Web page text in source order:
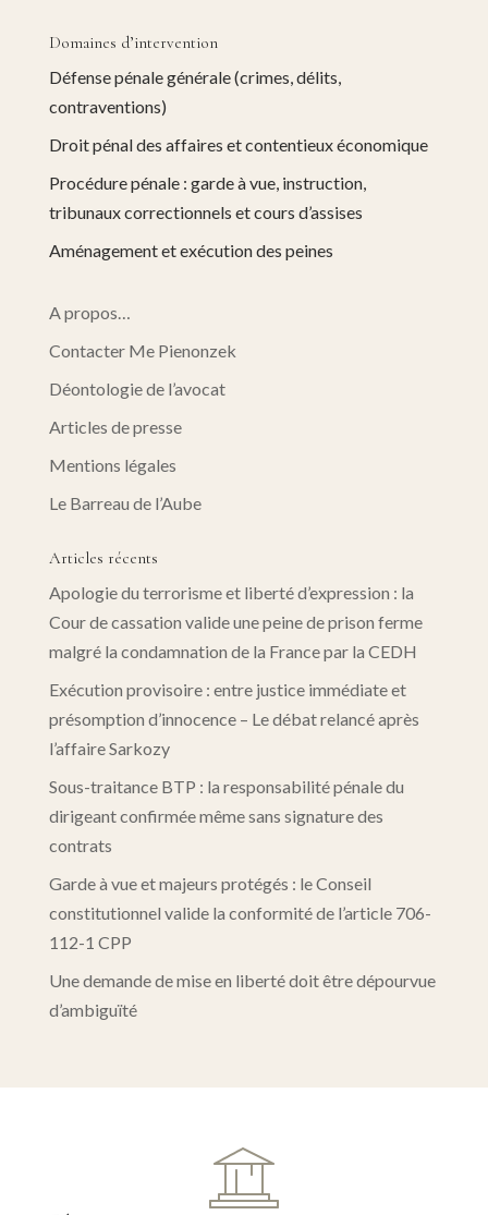
Domaines d’intervention
Défense pénale générale (crimes, délits,
contraventions)
Droit pénal des affaires et contentieux économique
Procédure pénale : garde à vue, instruction,
tribunaux correctionnels et cours d’assises
Aménagement et exécution des peines
A propos…
Contacter Me Pienonzek
Déontologie de l’avocat
Articles de presse
Mentions légales
Le Barreau de l’Aube
Articles récents
Apologie du terrorisme et liberté d’expression : la
Cour de cassation valide une peine de prison ferme
malgré la condamnation de la France par la CEDH
Exécution provisoire : entre justice immédiate et
présomption d’innocence – Le débat relancé après
l’affaire Sarkozy
Sous-traitance BTP : la responsabilité pénale du
dirigeant confirmée même sans signature des
contrats
Garde à vue et majeurs protégés : le Conseil
constitutionnel valide la conformité de l’article 706-
112-1 CPP
Une demande de mise en liberté doit être dépourvue
d’ambiguïté